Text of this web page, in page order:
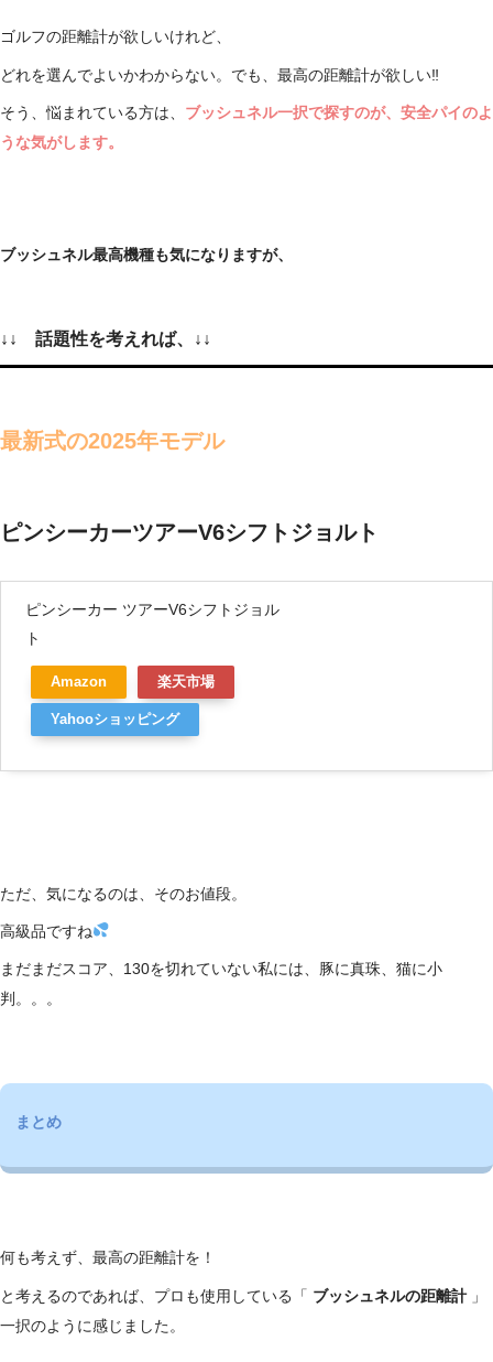
ゴルフの距離計が欲しいけれど、
どれを選んでよいかわからない。でも、最高の距離計が欲しい‼
そう、悩まれている方は、 ブッシュネル一択で探すのが、安全パイのよ
うな気がします。
ブッシュネル最高機種も気になりますが、
↓↓ 話題性を考えれば、↓↓
最新式の2025年モデル
ピンシーカーツアーV6シフトジョルト
ピンシーカー ツアーV6シフトジョル
ト
Amazon 楽天市場
Yahooショッピング
ただ、気になるのは、そのお値段。
高級品ですね
まだまだスコア、130を切れていない私には、豚に真珠、猫に小
判。。。
まとめ
何も考えず、最高の距離計を！
と考えるのであれば、プロも使用している「 ブッシュネルの距離計」
一択のように感じました。